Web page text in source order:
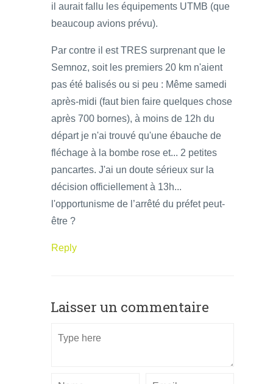
il aurait fallu les équipements UTMB (que
beaucoup avions prévu).
Par contre il est TRES surprenant que le
Semnoz, soit les premiers 20 km n'aient
pas été balisés ou si peu : Même samedi
après-midi (faut bien faire quelques chose
après 700 bornes), à moins de 12h du
départ je n'ai trouvé qu'une ébauche de
fléchage à la bombe rose et... 2 petites
pancartes. J'ai un doute sérieux sur la
décision officiellement à 13h...
l'opportunisme de l’arrêté du préfet peut-
être ?
Reply
Laisser un commentaire